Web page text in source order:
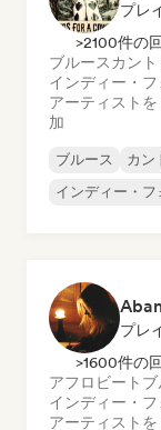
プレ
>2100件の
ブルース カン
インディー・フ
アーティスト
加
ブルース
カン
インディー・フ
プレ
>1600件の
アフロビート ブ
インディー・フ
アーティスト